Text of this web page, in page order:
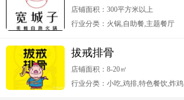
店铺面积：300平方米以上
行业分类：火锅,自助餐,主题餐厅
拔戒排骨
店铺面积：8-20㎡
行业分类：小吃,鸡排,特色餐饮,炸鸡